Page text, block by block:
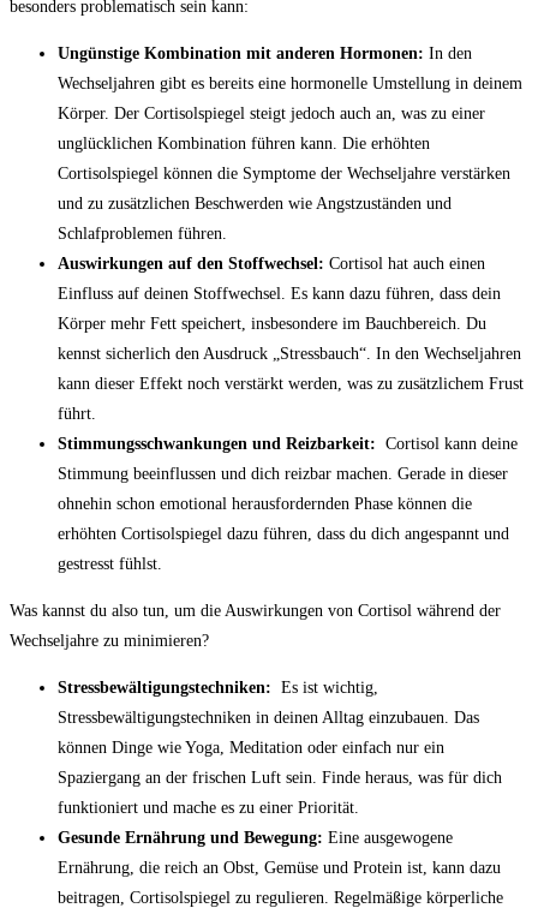
besonders problematisch‌ sein kann:
Ungünstige Kombination ‌mit anderen Hormonen: In den
Wechseljahren gibt es⁣ bereits eine hormonelle Umstellung⁢ in deinem
Körper.⁢ Der Cortisolspiegel steigt ⁤jedoch⁤ auch an, was zu einer
unglücklichen Kombination führen kann. Die erhöhten
Cortisolspiegel können die Symptome der Wechseljahre verstärken
und zu zusätzlichen Beschwerden wie Angstzuständen und
Schlafproblemen ⁤führen.
Auswirkungen auf⁣ den Stoffwechsel: Cortisol hat⁢ auch einen
Einfluss auf deinen Stoffwechsel. Es kann dazu führen, ‍dass ⁣dein
Körper ⁣mehr Fett speichert, insbesondere im ⁢Bauchbereich. Du
kennst sicherlich den Ausdruck „Stressbauch“. In den Wechseljahren
kann dieser Effekt noch verstärkt werden, ‌was zu zusätzlichem Frust
führt.
Stimmungsschwankungen und‌ Reizbarkeit: ‍ Cortisol kann ‌deine
Stimmung beeinflussen⁢ und dich reizbar⁣ machen. Gerade in dieser
ohnehin schon emotional herausfordernden Phase können die⁣
erhöhten Cortisolspiegel dazu führen, dass du dich angespannt und
gestresst fühlst.
Was‌ kannst du also ⁤tun, um die Auswirkungen von Cortisol ​während der
Wechseljahre zu minimieren?
Stressbewältigungstechniken: ⁤ Es ist‍ wichtig, ​
Stressbewältigungstechniken in ⁣deinen Alltag einzubauen. Das
können Dinge wie Yoga, Meditation​ oder einfach nur ein
Spaziergang an der frischen Luft sein. Finde ​heraus, was für dich
funktioniert und mache⁤ es zu einer‍ Priorität.
Gesunde Ernährung ⁣und Bewegung: Eine ausgewogene
Ernährung, die reich an ‍Obst, Gemüse und ⁤Protein ist, kann ‍dazu
⁣beitragen,⁣ Cortisolspiegel zu‍ regulieren. ‍Regelmäßige​ körperliche